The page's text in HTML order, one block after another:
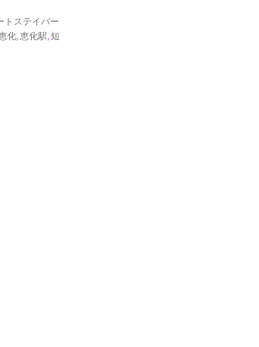
トステイパー
化,恵化駅,短